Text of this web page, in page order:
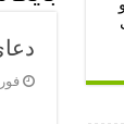
– دعای ترس و
دعای رفع
– آیه‌ جلبفوریه